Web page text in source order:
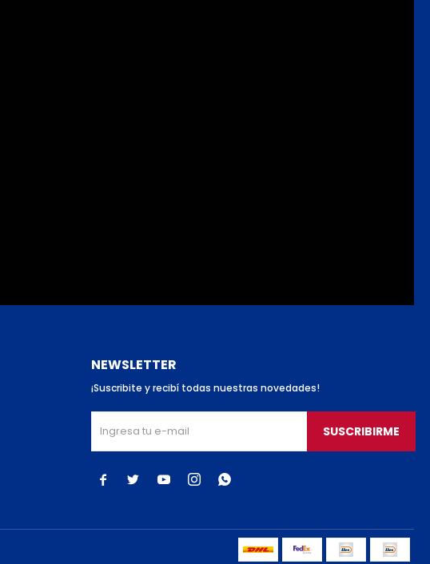
NEWSLETTER
¡Suscribite y recibí todas nuestras novedades!
SUSCRIBIRME
    